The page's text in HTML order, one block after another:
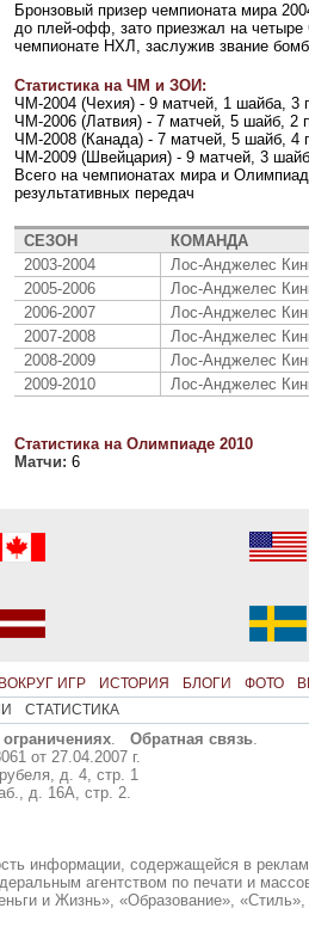
Бронзовый призер чемпионата мира
до плей-офф, зато приезжал на четыре
чемпионате НХЛ, заслужив звание
Статистика на ЧМ и ЗОИ:
ЧМ-2004 (Чехия) - 9 матчей, 1 шайба, 3
ЧМ-2006 (Латвия) - 7 матчей, 5 шайб, 2
ЧМ-2008 (Канада) - 7 матчей, 5 шайб, 4
ЧМ-2009 (Швейцария) - 9 матчей, 3
Всего на чемпионатах мира и
результативных передач
СЕЗОН КОМАНДА
2003-2004
Лос-Анджелес
2005-2006
Лос-Анджелес
2006-2007
Лос-Анджелес
2007-2008
Лос-Анджелес
2008-2009
Лос-Анджелес
2009-2010
Лос-Анджелес
Статистика на Олимпиаде 2010
Матчи: 6
ВОКРУГ ИГР ИСТОРИЯ БЛОГИ ФОТО
СТАТИСТИКА
Обратная связь
от 27.04.2007 г.
д. 4, стр. 1
д. 16А, стр. 2.
информации, содержащейся в
агентством по печати и
и Жизнь», «Образование»,